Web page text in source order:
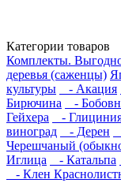
Категории товаров
Комплекты.
деревья (саженцы)
культуры
- Акация
Бирючина
-
Гейхера
-
виноград
- Дерен
Черешчаный
Иглица
- Катальпа
- Клен